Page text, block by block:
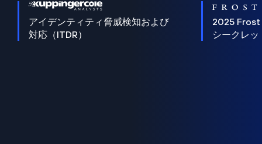
アイデンティティ脅威検知および
対応（ITDR）
2025 Frost
シークレッ